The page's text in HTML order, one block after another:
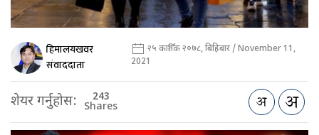
हिमालयखवर
संवाददाता
२५ कार्तिक २०७८, बिहिबार / November 11,
2021
शेयर गर्नुहोस: 243
Shares